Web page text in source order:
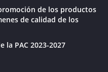
de los productos
de calidad de los
la PAC 2023-2027